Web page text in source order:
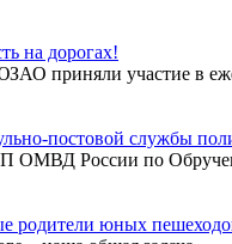
на дорогах!
приняли участие в
постовой службы
России по
родители юных